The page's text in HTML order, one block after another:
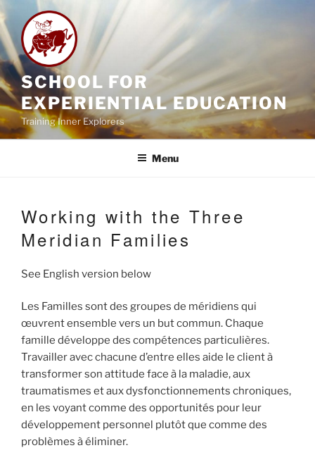
to
content
SCHOOL FOR
EXPERIENTIAL EDUCATION
Training Inner Explorers
Menu
Working with the Three
Meridian Families
See English version below
Les Familles sont des groupes de méridiens qui
œuvrent ensemble vers un but commun. Chaque
famille développe des compétences particulières.
Travailler avec chacune d’entre elles aide le client à
transformer son attitude face à la maladie, aux
traumatismes et aux dysfonctionnements chroniques,
en les voyant comme des opportunités pour leur
développement personnel plutôt que comme des
problèmes à éliminer.